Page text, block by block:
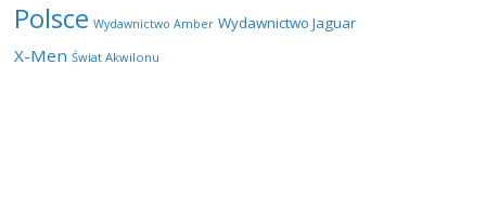
Polsce Wydawnictwo Amber Wydawnictwo Jaguar
X-Men Świat Akwilonu